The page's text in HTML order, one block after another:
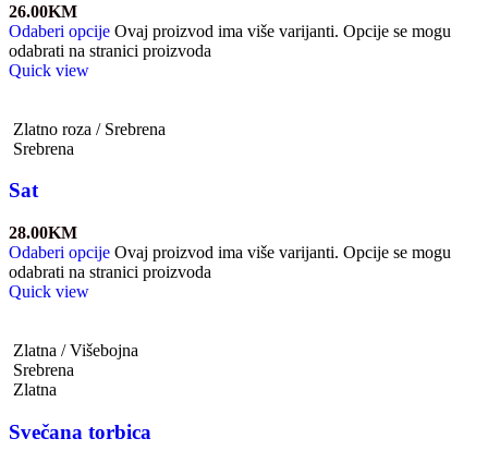
26.00KM
Odaberi opcije Ovaj proizvod ima više varijanti. Opcije se mogu
odabrati na stranici proizvoda
Quick view
Zlatno roza / Srebrena
Srebrena
Sat
28.00KM
Odaberi opcije Ovaj proizvod ima više varijanti. Opcije se mogu
odabrati na stranici proizvoda
Quick view
Zlatna / Višebojna
Srebrena
Zlatna
Svečana torbica